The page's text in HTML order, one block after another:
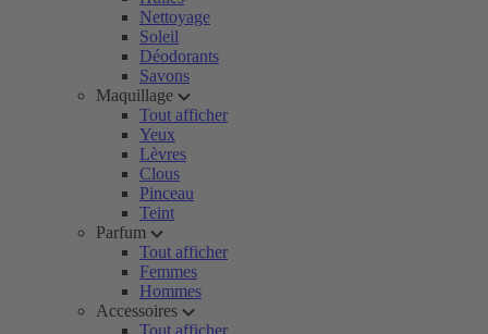
Nettoyage
Soleil
Déodorants
Savons
Maquillage
Tout afficher
Yeux
Lèvres
Clous
Pinceau
Teint
Parfum
Tout afficher
Femmes
Hommes
Accessoires
Tout afficher